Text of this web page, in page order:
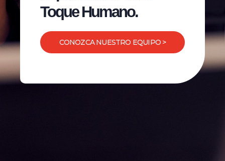
Toque Humano.
CONOZCA NUESTRO EQUIPO >